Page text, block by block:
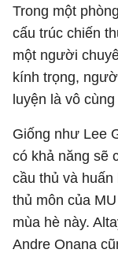
Trong một
cấu trúc chiến
một người
kính trọng,
luyện là vô
Giống như Lee
có khả năng sẽ
cầu thủ và
thủ môn của
mùa hè này.
Andre Onana